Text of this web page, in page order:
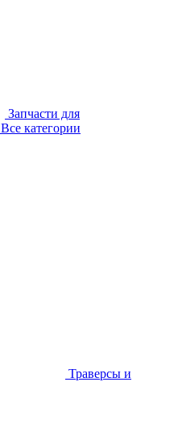
Запчасти для
Все категории
Траверсы и